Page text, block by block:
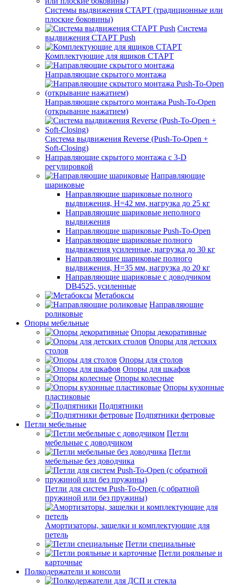
Системы выдвижения СТАРТ (традиционные или
плоские боковины)
Система
выдвижения СТАРТ Push
Комплектующие для ящиков СТАРТ
Направляющие скрытого монтажа
Направляющие скрытого монтажа Push-To-Open
(открывание нажатием)
Система выдвижения Reverse (Push-To-Open +
Soft-Closing)
Направляющие скрытого монтажа с 3-D
регулировкой
Направляющие
шариковые
Направляющие шариковые полного
выдвижения, H=42 мм, нагрузка до 25 кг
Направляющие шариковые неполного
выдвижения
Направляющие шариковые Push-To-Open
Направляющие шариковые полного
выдвижения усиленные, нагрузка до 30 кг
Направляющие шариковые полного
выдвижения, H=35 мм, нагрузка до 20 кг
Направляющие шариковые с доводчиком
DB4525, усиленные
Метабоксы
Направляющие
роликовые
Опоры мебельные
Опоры декоративные
Опоры для детских
столов
Опоры для столов
Опоры для шкафов
Опоры колесные
Опоры кухонные
пластиковые
Подпятники
Подпятники фетровые
Петли мебельные
Петли
мебельные с доводчиком
Петли
мебельные без доводчика
Петли для систем Push-To-Open (с обратной
пружиной или без пружины)
Амортизаторы, защелки и комплектующие для
петель
Петли специальные
Петли рояльные и
карточные
Полкодержатели и консоли